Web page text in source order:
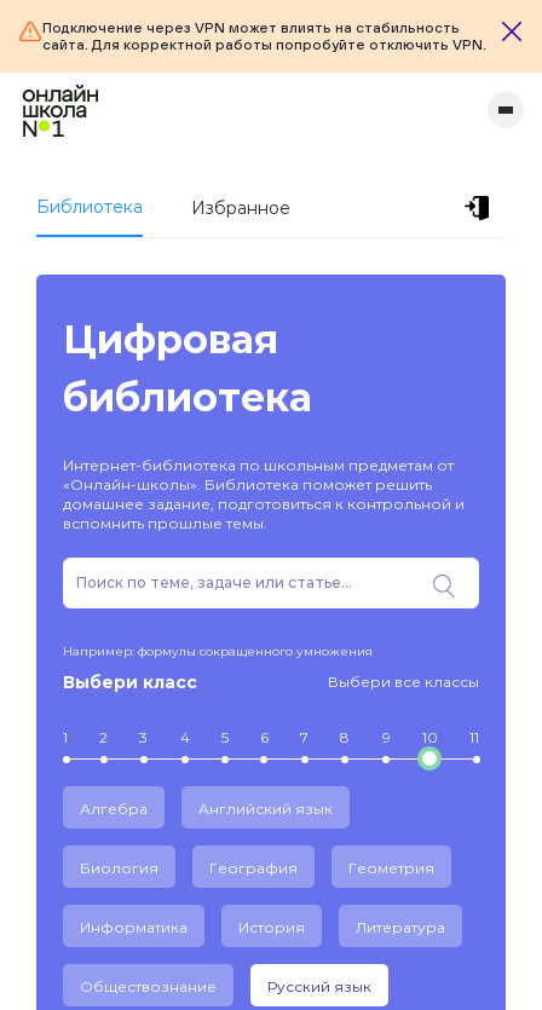
Подключение через VPN может влиять на стабильность
сайта. Для корректной работы попробуйте отключить VPN.
Библиотека Избранное
Цифровая
библиотека
Интернет-библиотека по школьным предметам от
«Онлайн-школы». Библиотека поможет решить
домашнее задание, подготовиться к контрольной и
вспомнить прошлые темы.
Например: формулы сокращенного умножения
Выбери класс Выбери все классы
1 2 3 4 5 6 7 8 9 10 11
Алгебра Английский язык
Биология География Геометрия
Информатика История Литература
Обществознание Русский язык